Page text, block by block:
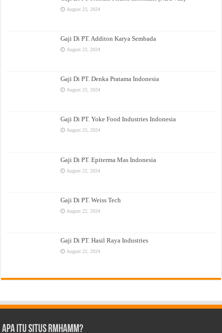
August 23, 2024
Gaji Di PT. Additon Karya Sembada
August 23, 2024
Gaji Di PT. Denka Pratama Indonesia
August 23, 2024
Gaji Di PT. Yoke Food Industries Indonesia
August 23, 2024
Gaji Di PT. Epiterma Mas Indonesia
August 22, 2024
Gaji Di PT. Weiss Tech
August 22, 2024
Gaji Di PT. Hasil Raya Industries
August 22, 2024
Apa Itu Situs Rmhamm?